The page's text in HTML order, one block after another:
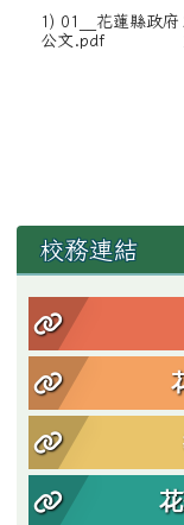
1) 01__花蓮縣政府
公文.pdf
左邊區域內容
校務連結